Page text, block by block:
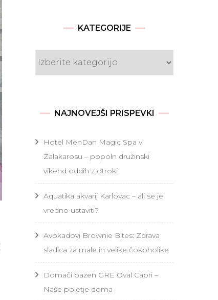
KATEGORIJE
NAJNOVEJŠI PRISPEVKI
Hotel MenDan Magic Spa v
Zalakarosu – popoln družinski
vikend oddih z otroki
Aquatika akvarij Karlovac – ali se je
vredno ustaviti?
Avokadovi Brownie Bites: Zdrava
sladica za male in velike čokoholike
Domači bazen GRE Oval Capri –
Naše poletje doma